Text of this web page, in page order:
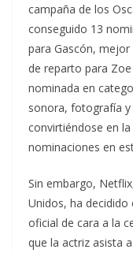
campaña de los
conseguido 13
para Gascón,
de reparto para
nominada en
sonora, fotografía
convirtiéndose en
nominaciones en
Sin embargo,
Unidos, ha
oficial de cara a la
que la actriz asista